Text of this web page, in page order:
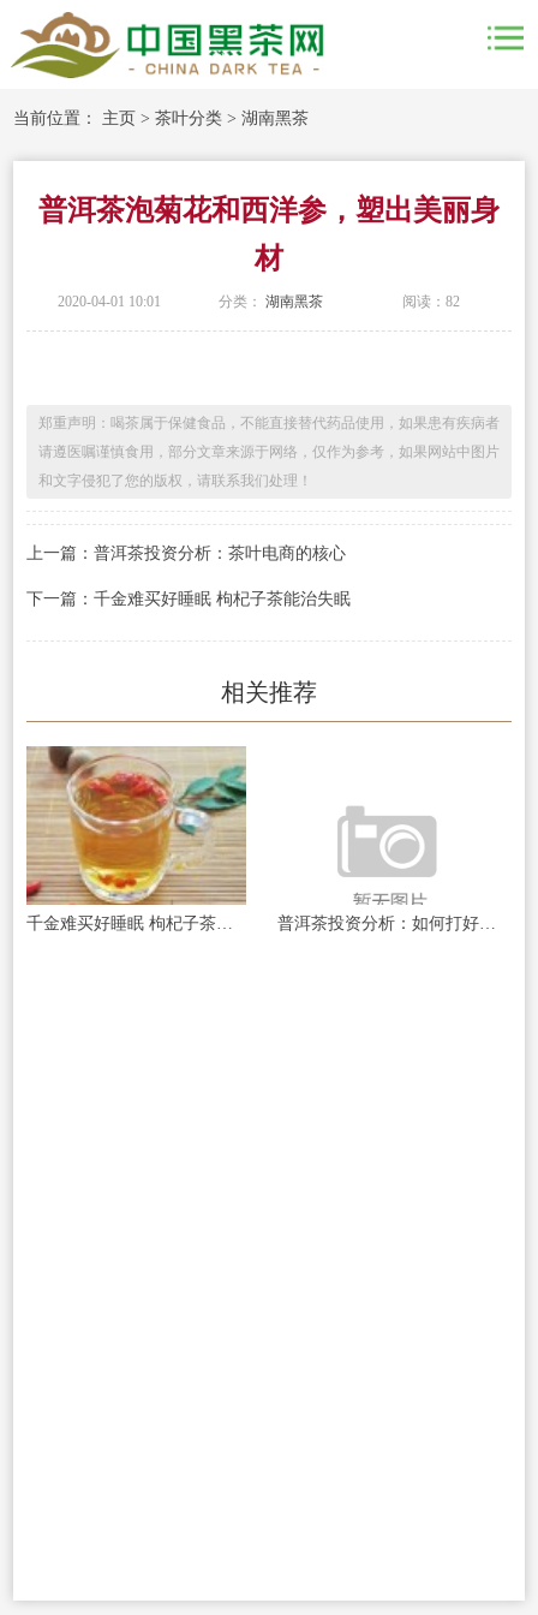
当前位置： 主页 >茶叶分类 >湖南黑茶
普洱茶泡菊花和西洋参，塑出美丽身
材
2020-04-01 10:01 分类：湖南黑茶 阅读：82
郑重声明：喝茶属于保健食品，不能直接替代药品使用，如果患有疾病者
请遵医嘱谨慎食用，部分文章来源于网络，仅作为参考，如果网站中图片
和文字侵犯了您的版权，请联系我们处理！
上一篇：普洱茶投资分析：茶叶电商的核心
下一篇：千金难买好睡眠 枸杞子茶能治失眠
相关推荐
千金难买好睡眠 枸杞子茶能治失眠 普洱茶投资分析：如何打好“预售”这张牌